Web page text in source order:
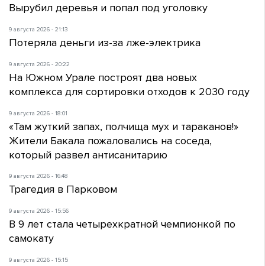
Вырубил деревья и попал под уголовку
9 августа 2026 - 21:13
Потеряла деньги из-за лже-электрика
9 августа 2026 - 20:22
На Южном Урале построят два новых
комплекса для сортировки отходов к 2030 году
9 августа 2026 - 18:01
«Там жуткий запах, полчища мух и тараканов!»
Жители Бакала пожаловались на соседа,
который развел антисанитарию
9 августа 2026 - 16:48
Трагедия в Парковом
9 августа 2026 - 15:56
В 9 лет стала четырехкратной чемпионкой по
самокату
9 августа 2026 - 15:15